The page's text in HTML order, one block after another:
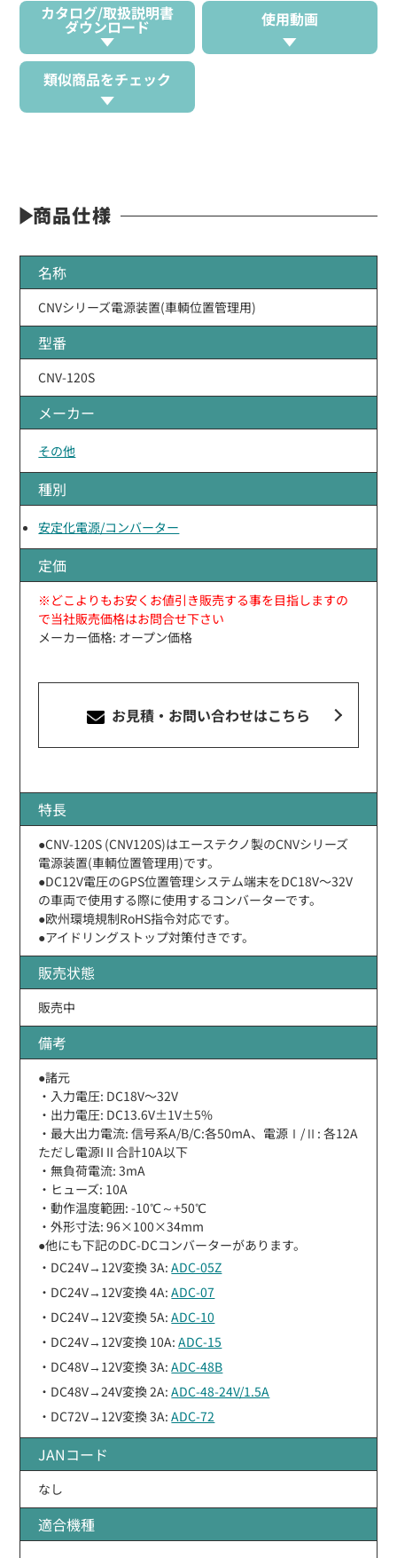
カタログ/取扱説明書
ダウンロード 使用動画
類似商品をチェック
商品仕様
名称
CNVシリーズ電源装置(車輌位置管理用)
型番
CNV-120S
メーカー
その他
種別
安定化電源/コンバーター
定価
※どこよりもお安くお値引き販売する事を目指しますの
で当社販売価格はお問合せ下さい
メーカー価格: オープン価格
お見積・お問い合わせはこちら
特長
●CNV-120S (CNV120S)はエーステクノ製のCNVシリーズ
電源装置(車輌位置管理用)です。
●DC12V電圧のGPS位置管理システム端末をDC18V〜32V
の車両で使用する際に使用するコンバーターです。
●欧州環境規制RoHS指令対応です。
●アイドリングストップ対策付きです。
販売状態
販売中
備考
●諸元
・入力電圧: DC18V〜32V
・出力電圧: DC13.6V±1V±5%
・最大出力電流: 信号系A/B/C:各50mA、電源Ⅰ/Ⅱ: 各12A
ただし電源I II 合計10A以下
・無負荷電流: 3mA
・ヒューズ: 10A
・動作温度範囲: -10℃～+50℃
・外形寸法: 96×100×34mm
●他にも下記のDC-DCコンバーターがあります。
・DC24V→12V変換 3A:ADC-05Z
・DC24V→12V変換 4A:ADC-07
・DC24V→12V変換 5A:ADC-10
・DC24V→12V変換 10A:ADC-15
・DC48V→12V変換 3A:ADC-48B
・DC48V→24V変換 2A:ADC-48-24V/1.5A
・DC72V→12V変換 3A:ADC-72
JANコード
なし
適合機種